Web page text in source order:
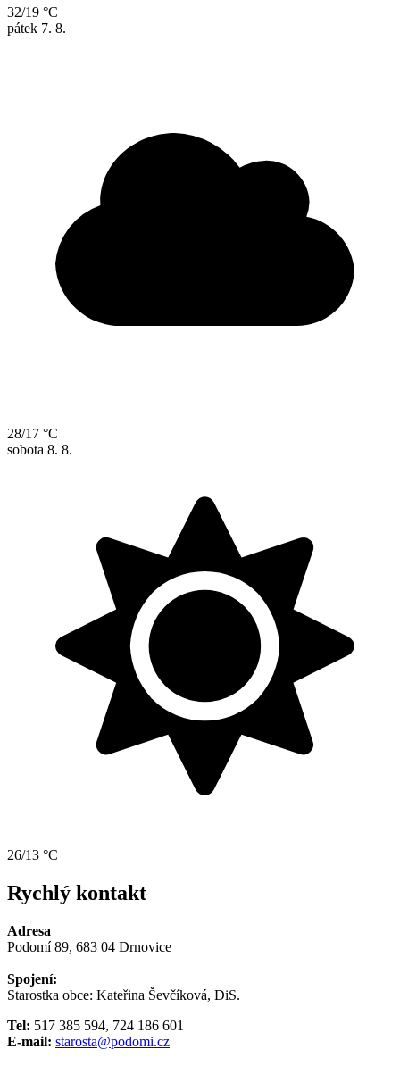
32/19 °C
pátek 7. 8.
28/17 °C
sobota 8. 8.
26/13 °C
Rychlý kontakt
Adresa
Podomí 89, 683 04 Drnovice
Spojení:
Starostka obce: Kateřina Ševčíková, DiS.
Tel: 517 385 594, 724 186 601
E-mail: starosta@podomi.cz